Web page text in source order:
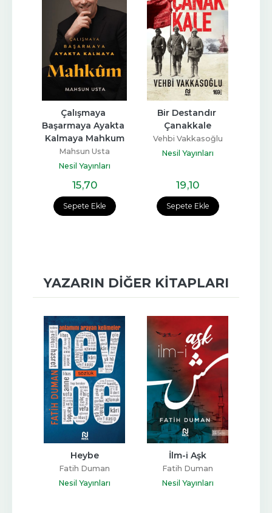
Sepete Ekle
Çalışmaya
Başarmaya Ayakta
Kalmaya Mahkum
Mahsun Usta
Nesil Yayınları
15,70
Sepete Ekle
Bir Destandır
Çanakkale
Vehbi Vakkasoğlu
Nesil Yayınları
19,10
YAZARIN DIĞER KITAPLARI
Heybe
Fatih Duman
Nesil Yayınları
İlm-i Aşk
Fatih Duman
Nesil Yayınları